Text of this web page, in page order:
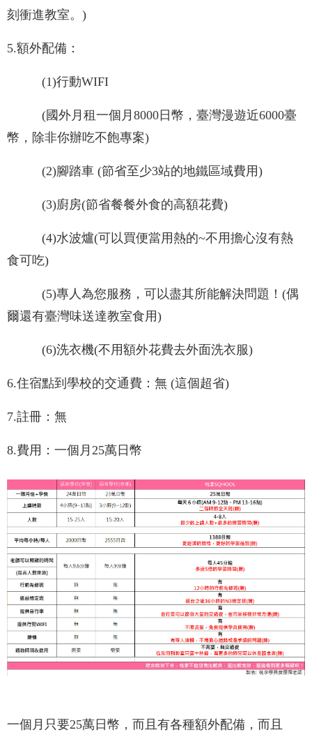
刻衝進教室。)
5.額外配備：
(1)行動WIFI
(國外月租一個月8000日幣，臺灣漫遊近6000臺
幣，除非你辦吃不飽專案)
(2)腳踏車 (節省至少3站的地鐵區域費用)
(3)廚房(節省餐餐外食的高額花費)
(4)水波爐(可以買便當用熱的~不用擔心沒有熱
食可吃)
(5)專人為您服務，可以盡其所能解決問題！(偶
爾還有臺灣味送達教室食用)
(6)洗衣機(不用額外花費去外面洗衣服)
6.住宿點到學校的交通費：無 (這個超省)
7.註冊：無
8.費用：一個月25萬日幣
一個月只要25萬日幣，而且有各種額外配備，而且